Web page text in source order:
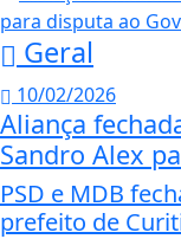
Geral
10/02/2026
Aliança
Sandro Alex
PSD e MDB
prefeito de